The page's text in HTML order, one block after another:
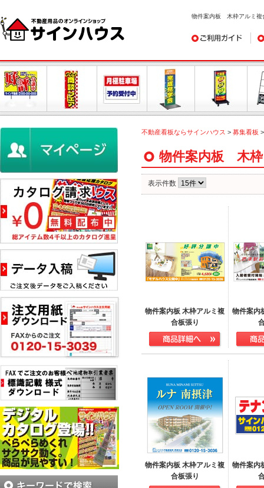
物件案内板 木枠アルミ複
ご利用ガイド デ
不動産看板ならサインハウス > 募集看板
物件案内板 木枠
表示件数
物件案内板 木枠アルミ複
合板張り
物件案内
物件案内板 木枠アルミ複
合板張り
物件案内